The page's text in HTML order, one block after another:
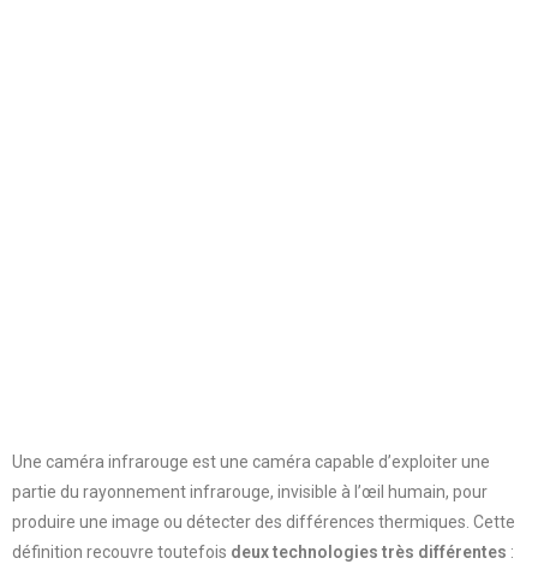
Une caméra infrarouge est une caméra capable d’exploiter une
partie du rayonnement infrarouge, invisible à l’œil humain, pour
produire une image ou détecter des différences thermiques. Cette
définition recouvre toutefois deux technologies très différentes :